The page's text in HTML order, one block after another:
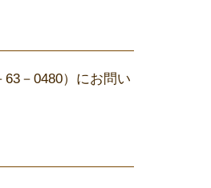
－0480）にお問い